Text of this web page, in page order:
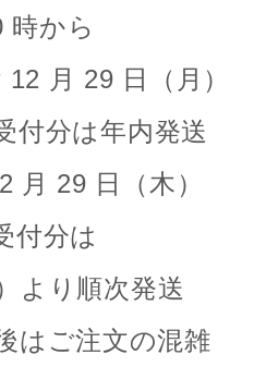
時から
月 29 日（月）
付分は年内発送
月 29 日（木）
付分は
より順次発送
はご注文の混雑